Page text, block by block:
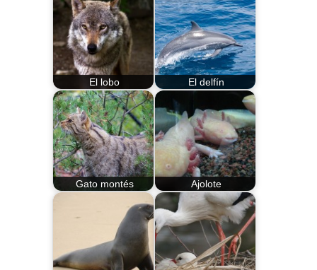
El lobo El delfín
Gato montés Ajolote